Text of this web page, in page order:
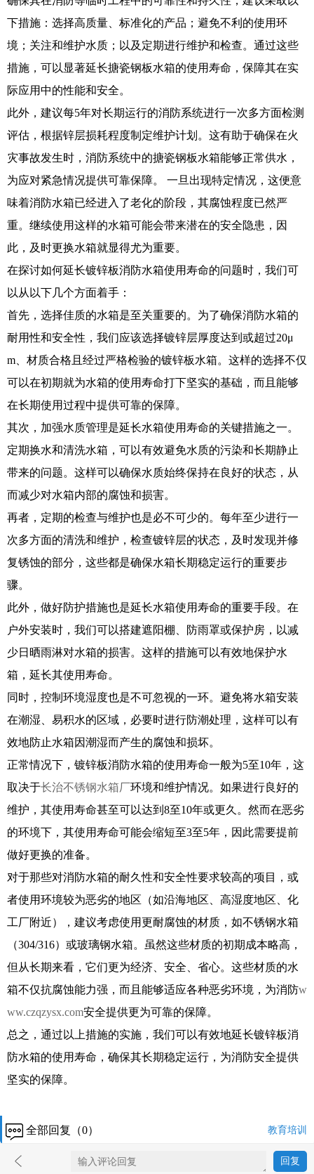
下措施：选择高质量、标准化的产品；避免不利的使用环
境；关注和维护水质；以及定期进行维护和检查。通过这些
措施，可以显著延长搪瓷钢板水箱的使用寿命，保障其在实
际应用中的性能和安全。
此外，建议每5年对长期运行的消防系统进行一次多方面检测
评估，根据锌层损耗程度制定维护计划。这有助于确保在火
灾事故发生时，消防系统中的搪瓷钢板水箱能够正常供水，
为应对紧急情况提供可靠保障。 一旦出现特定情况，这便意
味着消防水箱已经进入了老化的阶段，其腐蚀程度已然严
重。继续使用这样的水箱可能会带来潜在的安全隐患，因
此，及时更换水箱就显得尤为重要。
在探讨如何延长镀锌板消防水箱使用寿命的问题时，我们可
以从以下几个方面着手：
首先，选择佳质的水箱是至关重要的。为了确保消防水箱的
耐用性和安全性，我们应该选择镀锌层厚度达到或超过20μ
m、材质合格且经过严格检验的镀锌板水箱。这样的选择不仅
可以在初期就为水箱的使用寿命打下坚实的基础，而且能够
在长期使用过程中提供可靠的保障。
其次，加强水质管理是延长水箱使用寿命的关键措施之一。
定期换水和清洗水箱，可以有效避免水质的污染和长期静止
带来的问题。这样可以确保水质始终保持在良好的状态，从
而减少对水箱内部的腐蚀和损害。
再者，定期的检查与维护也是必不可少的。每年至少进行一
次多方面的清洗和维护，检查镀锌层的状态，及时发现并修
复锈蚀的部分，这些都是确保水箱长期稳定运行的重要步
骤。
此外，做好防护措施也是延长水箱使用寿命的重要手段。在
户外安装时，我们可以搭建遮阳棚、防雨罩或保护房，以减
少日晒雨淋对水箱的损害。这样的措施可以有效地保护水
箱，延长其使用寿命。
同时，控制环境湿度也是不可忽视的一环。避免将水箱安装
在潮湿、易积水的区域，必要时进行防潮处理，这样可以有
效地防止水箱因潮湿而产生的腐蚀和损坏。
正常情况下，镀锌板消防水箱的使用寿命一般为5至10年，这
取决于长治不锈钢水箱厂环境和维护情况。如果进行良好的
维护，其使用寿命甚至可以达到8至10年或更久。然而在恶劣
的环境下，其使用寿命可能会缩短至3至5年，因此需要提前
做好更换的准备。
对于那些对消防水箱的耐久性和安全性要求较高的项目，或
者使用环境较为恶劣的地区（如沿海地区、高湿度地区、化
工厂附近），建议考虑使用更耐腐蚀的材质，如不锈钢水箱
（304/316）或玻璃钢水箱。虽然这些材质的初期成本略高，
但从长期来看，它们更为经济、安全、省心。这些材质的水
箱不仅抗腐蚀能力强，而且能够适应各种恶劣环境，为消防w
ww.czqzysx.com安全提供更为可靠的保障。
总之，通过以上措施的实施，我们可以有效地延长镀锌板消
防水箱的使用寿命，确保其长期稳定运行，为消防安全提供
坚实的保障。
全部回复（0） 教育培训